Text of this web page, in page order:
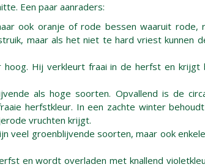
Een paar aanraders:
ook oranje of rode bessen waaruit
maar als het niet te hard vriest kunnen
Hij verkleurt fraai in de herfst en krijgt
als hoge soorten. Opvallend is de
herfstkleur. In een zachte winter
vruchten krijgt.
veel groenblijvende soorten, maar ook
en wordt overladen met knallend